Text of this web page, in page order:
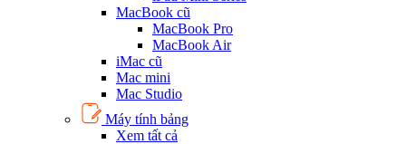
MacBook cũ
MacBook Pro
MacBook Air
iMac cũ
Mac mini
Mac Studio
Máy tính bảng
Xem tất cả